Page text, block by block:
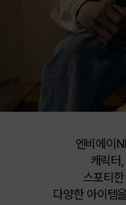
엔비에이
캐릭터
스포티
다양한 아이템